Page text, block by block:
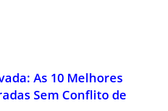
As 10 Melhores
Sem Conflito de